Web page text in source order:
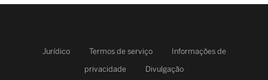
Jurídico Termos de serviço
Informações de
privacidade
Divulgação